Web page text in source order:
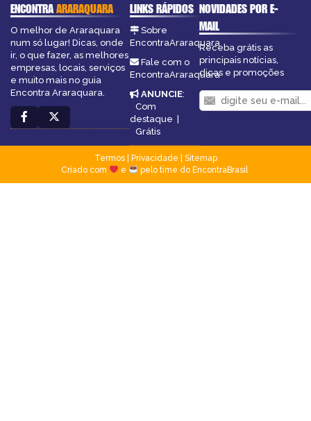
ENCONTRAARARAQUARA
O melhor de Araraquara
num só lugar! Dicas, onde
ir, o que fazer, as melhores
empresas, locais, serviços
e muito mais no guia
Encontra Araraquara.
LINKS RÁPIDOS
Sobre
EncontraAraraquara
Fale com o
EncontraAraraquara
ANUNCIE:
Com
destaque |
Grátis
NOVIDADES POR E-
MAIL
Receba grátis as
principais notícias,
dicas e promoções
Termos| Privacidade
Sitemap
Criado com
e pelo time do EncontraBrasil